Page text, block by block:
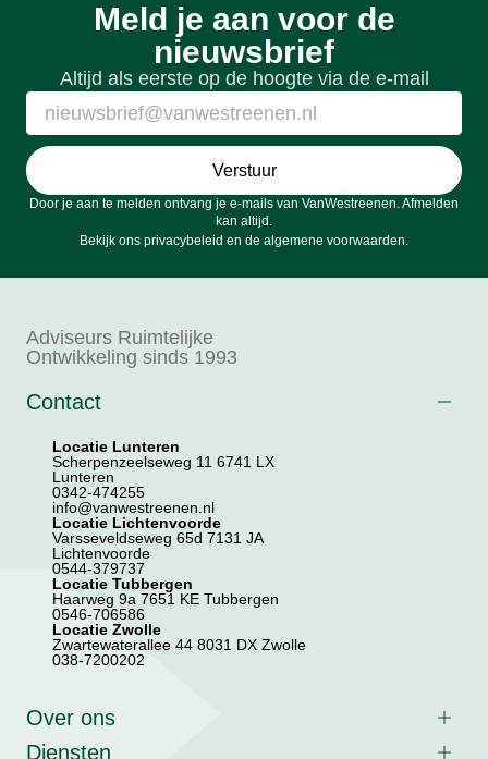
Meld je aan voor de
nieuwsbrief
Altijd als eerste op de hoogte via de e-mail
Verstuur
Door je aan te melden ontvang je e-mails van VanWestreenen. Afmelden
kan altijd.
Bekijk ons privacybeleid en de algemene voorwaarden.
Adviseurs Ruimtelijke
Ontwikkeling sinds 1993
Contact
Locatie Lunteren
Scherpenzeelseweg 11 6741 LX
Lunteren
0342-474255
info@vanwestreenen.nl
Locatie Lichtenvoorde
Varsseveldseweg 65d 7131 JA
Lichtenvoorde
0544-379737
Locatie Tubbergen
Haarweg 9a 7651 KE Tubbergen
0546-706586
Locatie Zwolle
Zwartewaterallee 44 8031 DX Zwolle
038-7200202
Over ons
Diensten